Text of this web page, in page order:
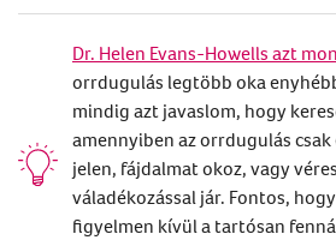
Dr. Helen Evans-Howells azt
orrdugulás legtöbb oka
mindig azt javaslom, hogy
amennyiben az orrdugulás
jelen, fájdalmat okoz, vagy
váladékozással jár. Fontos,
figyelmen kívül a tartósan